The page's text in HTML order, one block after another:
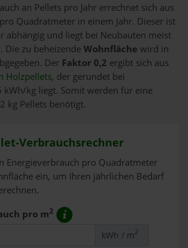
an Pellets pro Jahr errechnet sich aus
pro Quadratmeter in einem Jahr. Dieser ist
abhängig und liegt bei Neubauten meist
. Die zu beheizendeWohnfläche wird in
Der Faktor 0,2 ergibt sich aus
Holzpellets, der gerundet bei
kWh/kg liegt. Somit werden für eine
kg Pellets benötigt.
Verbrauchsrechner
Energieverbrauch pro Quadratmeter
ein, um Ihren jährlichen Bedarf
pro m2
kWh / m2